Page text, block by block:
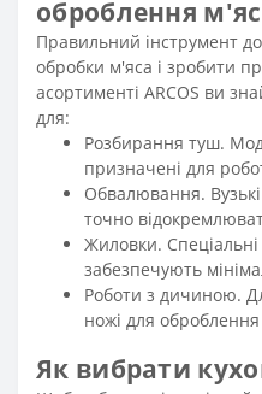
оброблення
Правильний інструмент
обробки м'яса і зробити
асортименті ARCOS ви
для:
Розбирання туш.
призначені для
Обвалювання.
точно
Жиловки. Спеціальні
забезпечують
Роботи з дичиною.
ножі для
Як вибрати